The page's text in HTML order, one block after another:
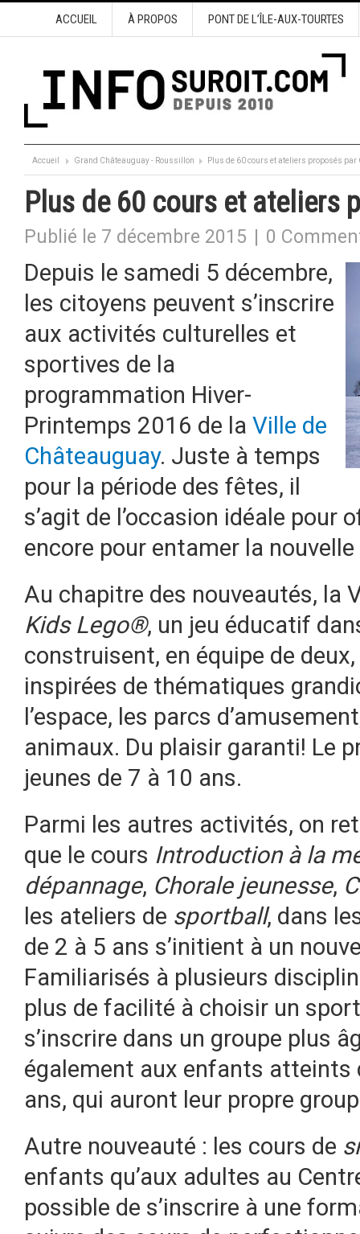
ACCUEIL À PROPOS PONT DE L’ÎLE-AUX-TOURTES
Accueil Grand Châteauguay - Roussillon Plus de 60 cours et ateliers proposés par
Plus de 60 cours et ateliers
Publié le 7 décembre 2015 0
Depuis le samedi 5 décembre,
les citoyens peuvent s’inscrire
aux activités culturelles et
sportives de la
programmation Hiver-
Printemps 2016 de la Ville de
Châteauguay. Juste à temps
pour la période des fêtes, il
s’agit de l’occasion idéale pour
encore pour entamer la
Au chapitre des nouveautés, la
Kids Lego®, un jeu éducatif
construisent, en équipe de
inspirées de thématiques
l’espace, les parcs
animaux. Du plaisir garanti! Le
jeunes de 7 à 10 ans.
Parmi les autres activités, on
que le cours Introduction à la
dépannage, Chorale jeunesse,
les ateliers de sportball, dans
de 2 à 5 ans s’initient à un
Familiarisés à plusieurs
plus de facilité à choisir un
s’inscrire dans un groupe plus
également aux enfants atteints
ans, qui auront leur propre
Autre nouveauté : les cours de
enfants qu’aux adultes au
possible de s’inscrire à une